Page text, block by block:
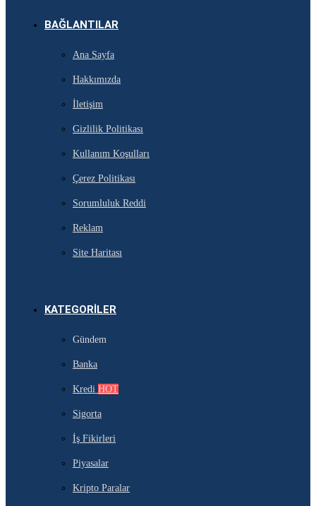
BAĞLANTILAR
Ana Sayfa
Hakkımızda
İletişim
Gizlilik Politikası
Kullanım Koşulları
Çerez Politikası
Sorumluluk Reddi
Reklam
Site Haritası
KATEGORILER
Gündem
Banka
Kredi HOT
Sigorta
İş Fikirleri
Piyasalar
Kripto Paralar